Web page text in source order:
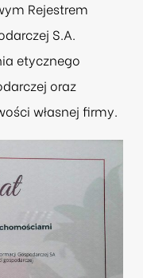
Rejestrem
S.A.
etycznego
oraz
własnej firmy.